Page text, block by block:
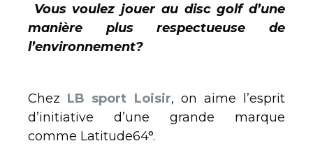
Vous voulez jouer au disc golf d’une
manière plus respectueuse de
l’environnement?
Chez LB sport Loisir, on aime l’esprit
d’initiative d’une grande marque
comme Latitude64°.